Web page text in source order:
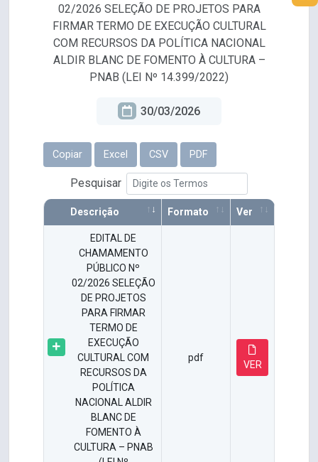
02/2026 SELEÇÃO DE PROJETOS PARA
FIRMAR TERMO DE EXECUÇÃO CULTURAL
COM RECURSOS DA POLÍTICA NACIONAL
ALDIR BLANC DE FOMENTO À CULTURA –
PNAB (LEI Nº 14.399/2022)
30/03/2026
Copiar Excel CSV PDF
Pesquisar
Descrição Formato Ver
EDITAL DE
CHAMAMENTO
PÚBLICO Nº
02/2026 SELEÇÃO
DE PROJETOS
PARA FIRMAR
TERMO DE
EXECUÇÃO
CULTURAL COM
RECURSOS DA
POLÍTICA
NACIONAL ALDIR
BLANC DE
FOMENTO À
CULTURA – PNAB
pdf
VER